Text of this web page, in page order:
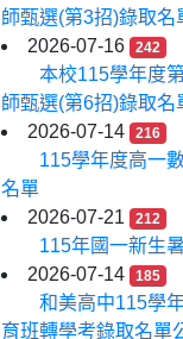
師甄選(第3招)錄取名
2026-07-16
242
本校115學年度
師甄選(第6招)錄取名
2026-07-14
216
115學年度高一
名單
2026-07-21
212
115年國一新生
2026-07-14
185
和美高中115學
育班轉學考錄取名單